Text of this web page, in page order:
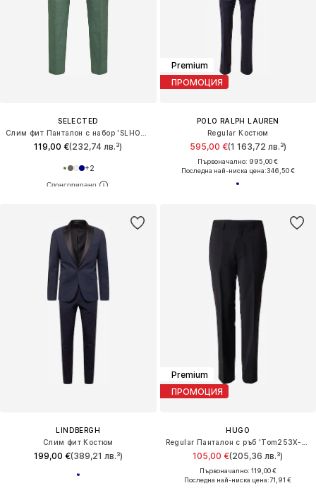
SELECTED
119,00 €(232,74 лв.³)
+2
Premium
ПРОМОЦИЯ
POLO RALPH LAUREN
Regular Костюм
595,00 €(1 163,72 лв.³)
Първоначално: 995,00 €
Последна най-ниска цена:346,50 €
LINDBERGH
Слим фит Костюм
199,00 €(389,21 лв.³)
Premium
ПРОМОЦИЯ
HUGO
105,00 €(205,36 лв.³)
Първоначално: 119,00 €
Последна най-ниска цена:71,91 €